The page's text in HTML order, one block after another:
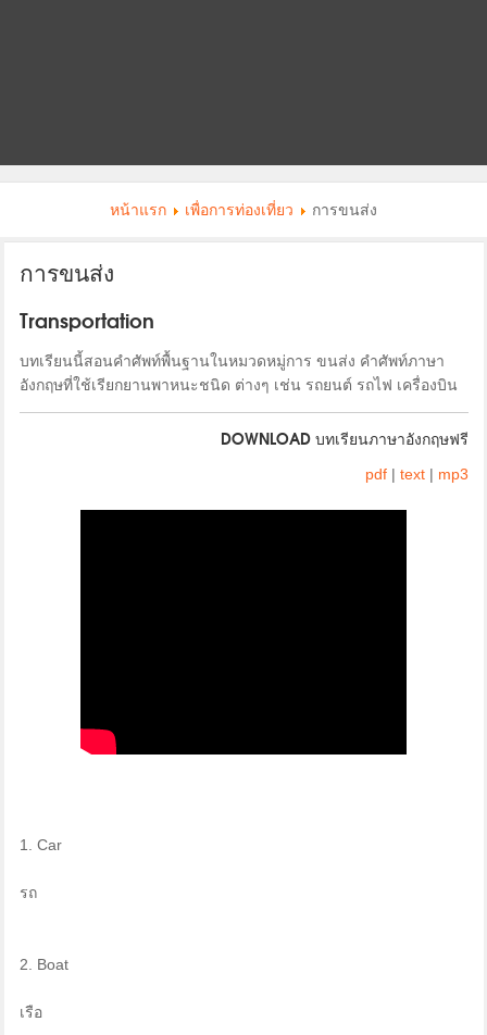
หน้าแรก เพื่อการท่องเที่ยว การขนส่ง
การขนส่ง
Transportation
บทเรียนนี้สอนคำศัพท์พื้นฐานในหมวดหมู่การ ขนส่ง คำศัพท์ภาษา
อังกฤษที่ใช้เรียกยานพาหนะชนิด ต่างๆ เช่น รถยนต์ รถไฟ เครื่องบิน
DOWNLOAD บทเรียนภาษาอังกฤษฟรี
pdf| text| mp3
1. Car
รถ
2. Boat
เรือ